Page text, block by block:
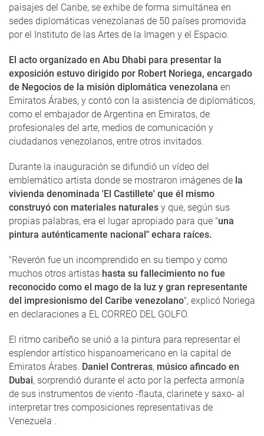
paisajes del Caribe, se exhibe de forma simultánea en
sedes diplomáticas venezolanas de 50 países promovida
por el Instituto de las Artes de la Imagen y el Espacio.
El acto organizado en Abu Dhabi para presentar la
exposición estuvo dirigido por Robert Noriega, encargado
de Negocios de la misión diplomática venezolana en
Emiratos Árabes, y contó con la asistencia de diplomáticos,
como el embajador de Argentina en Emiratos, de
profesionales del arte, medios de comunicación y
ciudadanos venezolanos, entre otros invitados.
Durante la inauguración se difundió un vídeo del
emblemático artista donde se mostraron imágenes de la
vivienda denominada 'El Castillete' que él mismo
construyó con materiales naturales y que, según sus
propias palabras, era el lugar apropiado para que "una
pintura auténticamente nacional" echara raíces.
"Reverón fue un incomprendido en su tiempo y como
muchos otros artistas hasta su fallecimiento no fue
reconocido como el mago de la luz y gran representante
del impresionismo del Caribe venezolano", explicó Noriega
en declaraciones a EL CORREO DEL GOLFO.
El ritmo caribeño se unió a la pintura para representar el
esplendor artístico hispanoamericano en la capital de
Emiratos Árabes. Daniel Contreras, músico afincado en
Dubai, sorprendió durante el acto por la perfecta armonía
de sus instrumentos de viento -flauta, clarinete y saxo- al
interpretar tres composiciones representativas de
Venezuela .